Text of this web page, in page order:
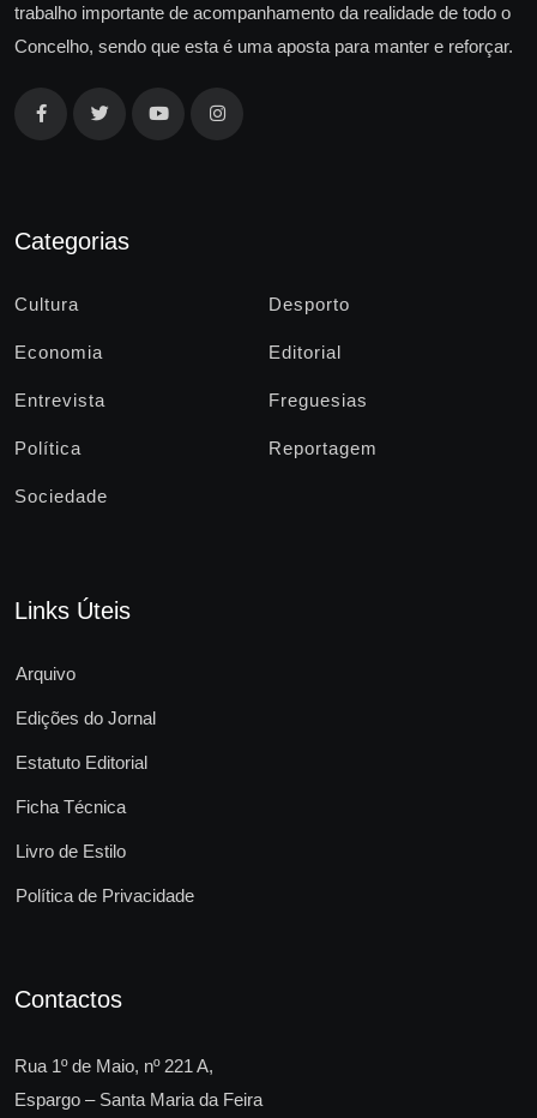
trabalho importante de acompanhamento da realidade de todo o
Concelho, sendo que esta é uma aposta para manter e reforçar.
Categorias
Cultura Desporto
Economia Editorial
Entrevista Freguesias
Política Reportagem
Sociedade
Links Úteis
Arquivo
Edições do Jornal
Estatuto Editorial
Ficha Técnica
Livro de Estilo
Política de Privacidade
Contactos
Rua 1º de Maio, nº 221 A,
Espargo – Santa Maria da Feira